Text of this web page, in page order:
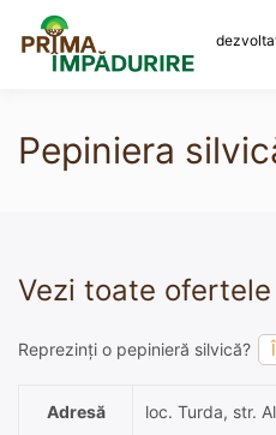
content
Pepiniera
Vezi toate
Reprezinți o pepinieră silvică?
Adresă loc. Turda, str.